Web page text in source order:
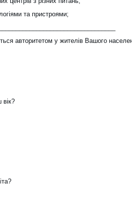
та пристроями;
авторитетом у жителів Вашого